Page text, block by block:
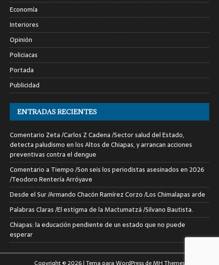
Economía
Interiores
Opinión
Policiacas
Portada
Publicidad
ENTRADAS RECIENTES
Comentario Zeta /Carlos Z Cadena /Sector salud del Estado,
detecta paludismo en los Altos de Chiapas, y arrancan acciones
preventivas contra el dengue
Comentario a Tiempo /Son seis los periodistas asesinados en 2026
/Teodoro Rentería Arróyave
Desde el Sur /Armando Chacón Ramírez Corzo /Los Chimalapas arde
Palabras Claras /El estigma de la Mactumatzá /Silvano Bautista.
Chiapas: la educación pendiente de un estado que no puede
esperar
Copyright © 2026 | Tema para WordPress deMH Themes